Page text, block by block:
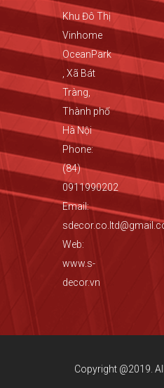
Khu Đô Thị
Vinhome
OceanPark
, Xã Bát
Tràng,
Thành phố
Hà Nội
Phone:
(84)
0911990202
Email:
Web:
www.s-
decor.vn
Copyright @2019.